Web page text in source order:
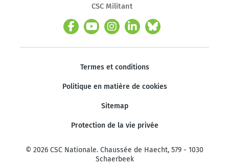
CSC Militant
Termes et conditions
Politique en matière de cookies
Sitemap
Protection de la vie privée
© 2026 CSC Nationale. Chaussée de Haecht, 579 - 1030
Schaerbeek